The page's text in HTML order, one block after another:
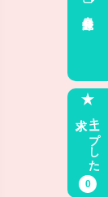
キープした
0